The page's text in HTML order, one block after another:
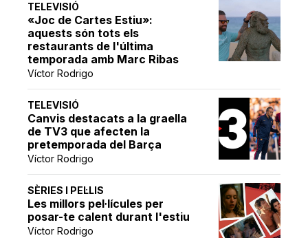
TELEVISIÓ
«Joc de Cartes Estiu»:
aquests són tots els
restaurants de l'última
temporada amb Marc Ribas
Víctor Rodrigo
TELEVISIÓ
Canvis destacats a la graella
de TV3 que afecten la
pretemporada del Barça
Víctor Rodrigo
SÈRIES I PEL·LIS
Les millors pel·lícules per
posar-te calent durant l'estiu
Víctor Rodrigo